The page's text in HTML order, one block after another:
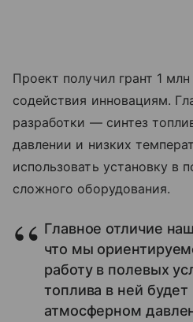
Проект получил грант 1
содействия инновациям.
разработки — синтез
давлении и низких
использовать установку в
сложного оборудования.
Главное отличие
что мы
работу в полевых
топлива в ней
атмосферном